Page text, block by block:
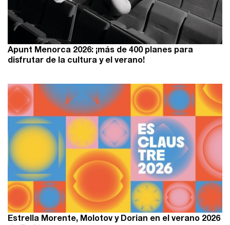
Apunt Menorca 2026: ¡más de 400 planes para
disfrutar de la cultura y el verano!
Estrella Morente, Molotov y Dorian en el verano 2026